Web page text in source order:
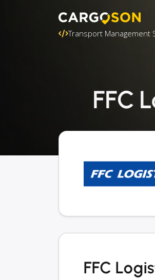
Transport Management
FFC
FFC